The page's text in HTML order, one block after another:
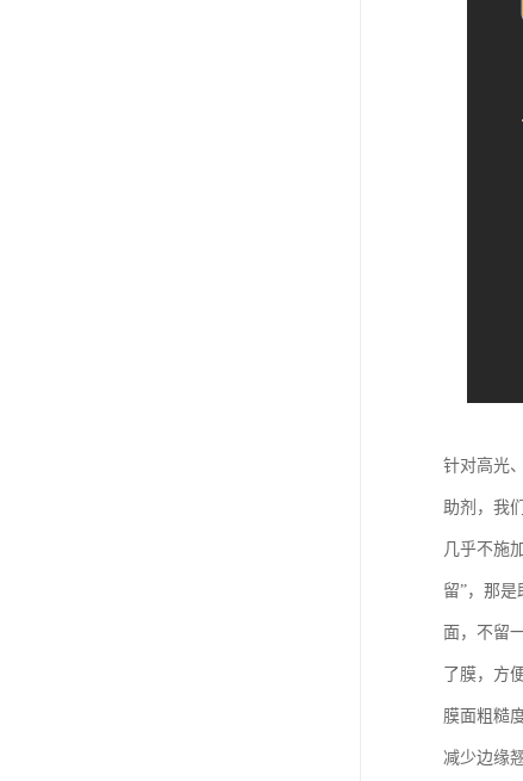
针对高光
助剂，我
几乎不施
留”，那
面，不留
了膜，方
膜面粗糙
减少边缘